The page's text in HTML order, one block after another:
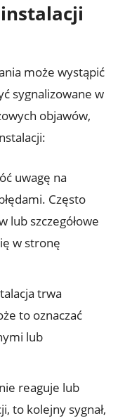
instalacji
może wystąpić
sygnalizowane w
objawów,
uwagę na
Często
lub szczegółowe
w stronę
trwa
to oznaczać
lub
reaguje lub
to kolejny sygnał,